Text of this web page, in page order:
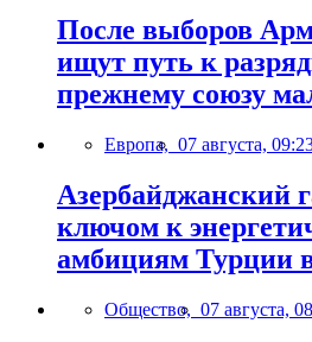
После выборов
ищут путь к
прежнему союзу
Европа, 07 августа,
Азербайджанский
ключом к
амбициям Турции
Общество, 07 августа,